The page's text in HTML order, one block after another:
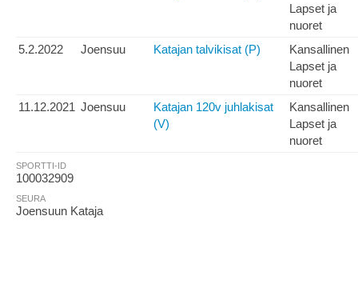
Lapset ja
nuoret
5.2.2022
Joensuu Katajan talvikisat (P)
Kansallinen
Lapset ja
nuoret
11.12.2021 Joensuu
Katajan 120v juhlakisat
(V)
Kansallinen
Lapset ja
nuoret
SPORTTI-ID
100032909
SEURA
Joensuun Kataja